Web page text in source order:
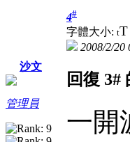
沙文
管理員
4#
字體大小: tT
2008/2/20
回復 3#
一開